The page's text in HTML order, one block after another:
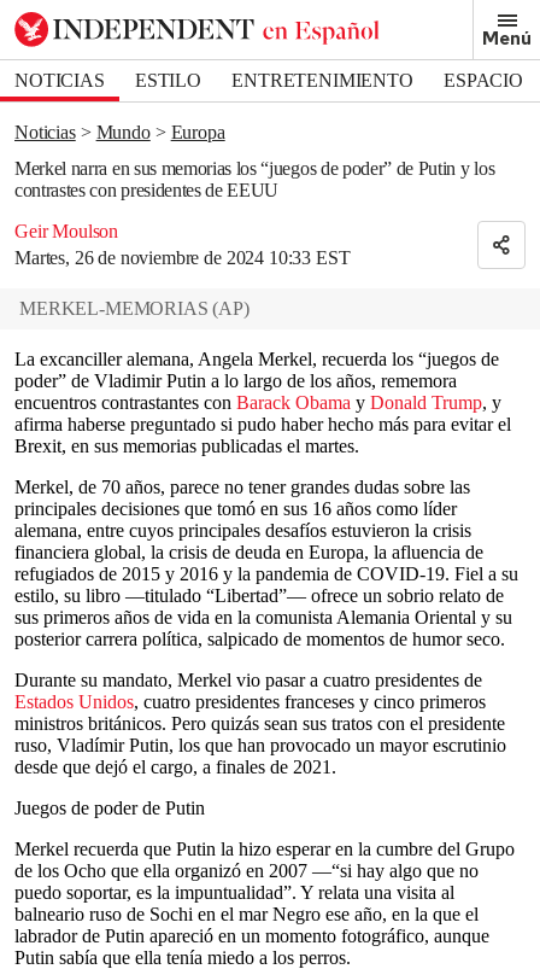
Menú
NOTICIAS ESTILO ENTRETENIMIENTO
ESPACIO
DEPORTES
Noticias Mundo
Europa
Merkel narra en sus memorias los “juegos de poder” de Putin y los
contrastes con presidentes de EEUU
Geir Moulson
Martes, 26 de noviembre de 2024 10:33 EST
Bookmark popover
Removed from bookmarks
Close popover
MERKEL-MEMORIAS (AP)
La excanciller alemana, Angela Merkel, recuerda los “juegos de
poder” de Vladimir Putin a lo largo de los años, rememora
encuentros contrastantes con Barack Obama y Donald Trump, y
afirma haberse preguntado si pudo haber hecho más para evitar el
Brexit, en sus memorias publicadas el martes.
Merkel, de 70 años, parece no tener grandes dudas sobre las
principales decisiones que tomó en sus 16 años como líder
alemana, entre cuyos principales desafíos estuvieron la crisis
financiera global, la crisis de deuda en Europa, la afluencia de
refugiados de 2015 y 2016 y la pandemia de COVID-19. Fiel a su
estilo, su libro —titulado “Libertad”— ofrece un sobrio relato de
sus primeros años de vida en la comunista Alemania Oriental y su
posterior carrera política, salpicado de momentos de humor seco.
Durante su mandato, Merkel vio pasar a cuatro presidentes de
Estados Unidos, cuatro presidentes franceses y cinco primeros
ministros británicos. Pero quizás sean sus tratos con el presidente
ruso, Vladímir Putin, los que han provocado un mayor escrutinio
desde que dejó el cargo, a finales de 2021.
Juegos de poder de Putin
Merkel recuerda que Putin la hizo esperar en la cumbre del Grupo
de los Ocho que ella organizó en 2007 —“si hay algo que no
puedo soportar, es la impuntualidad”. Y relata una visita al
balneario ruso de Sochi en el mar Negro ese año, en la que el
labrador de Putin apareció en un momento fotográfico, aunque
Putin sabía que ella tenía miedo a los perros.